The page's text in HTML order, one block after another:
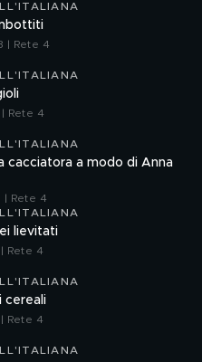
| Rete 4
Rete 4
cacciatora a modo di Anna
Rete 4
lievitati
Rete 4
cereali
Rete 4